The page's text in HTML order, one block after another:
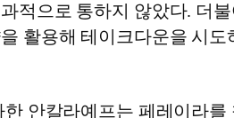
적으로 통하지 않았다. 더
활용해 테이크다운을 시도
안칼라예프는 페레이라를